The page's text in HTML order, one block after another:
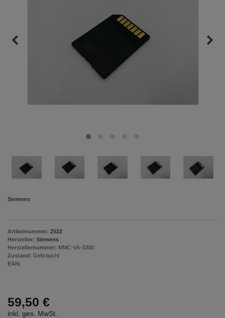
Siemens
Artikelnummer: 2522
Hersteller: Siemens
Herstellernummer: MMC-V6-3300
Zustand: Gebraucht
EAN:
59,50 €
inkl. ges. MwSt.